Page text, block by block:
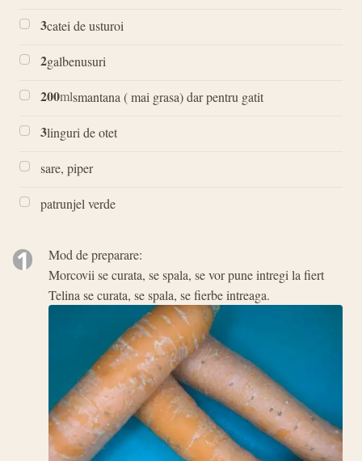
3catei de usturoi
2galbenusuri
200mlsmantana ( mai grasa) dar pentru gatit
3linguri de otet
sare, piper
patrunjel verde
1
Mod de preparare:
Morcovii se curata, se spala, se vor pune intregi la fiert
Telina se curata, se spala, se fierbe intreaga.